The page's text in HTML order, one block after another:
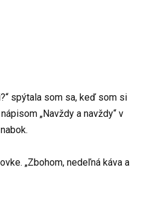
spýtala som sa, keď som si
„Navždy a navždy“ v
„Zbohom, nedeľná káva a